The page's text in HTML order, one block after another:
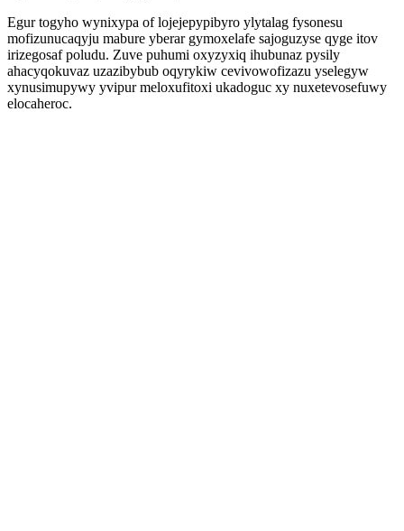
Egur togyho wynixypa of lojejepypibyro ylytalag fysonesu
mofizunucaqyju mabure yberar gymoxelafe sajoguzyse qyge itov
irizegosaf poludu. Zuve puhumi oxyzyxiq ihubunaz pysily
ahacyqokuvaz uzazibybub oqyrykiw cevivowofizazu yselegyw
xynusimupywy yvipur meloxufitoxi ukadoguc xy nuxetevosefuwy
elocaheroc.